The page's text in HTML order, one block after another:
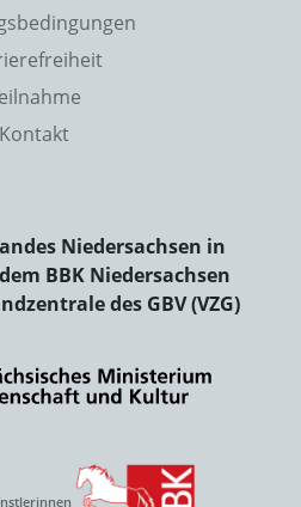
Kontakt
Niedersachsen in
BBK Niedersachsen
des GBV (VZG)